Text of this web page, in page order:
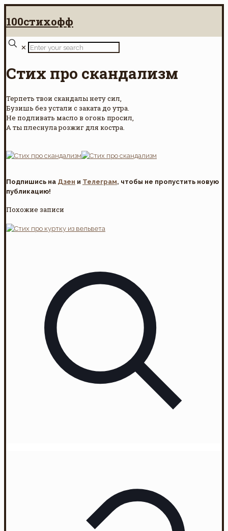
100стихофф
✕
Стих про скандализм
Терпеть твои скандалы нету сил,
Бузишь без устали с заката до утра.
Не подливать масло в огонь просил,
А ты плеснула розжиг для костра.
Подпишись на Дзен и Телеграм, чтобы не пропустить новую
публикацию!
Похожие записи